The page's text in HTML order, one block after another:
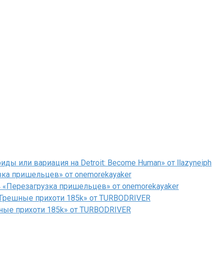
или вариация на Detroit: Become Human» от llazyneiph
пришельцев» от onemorekayaker
пришельцев» от onemorekayaker
прихоти 185k» от TURBODRIVER
прихоти 185k» от TURBODRIVER